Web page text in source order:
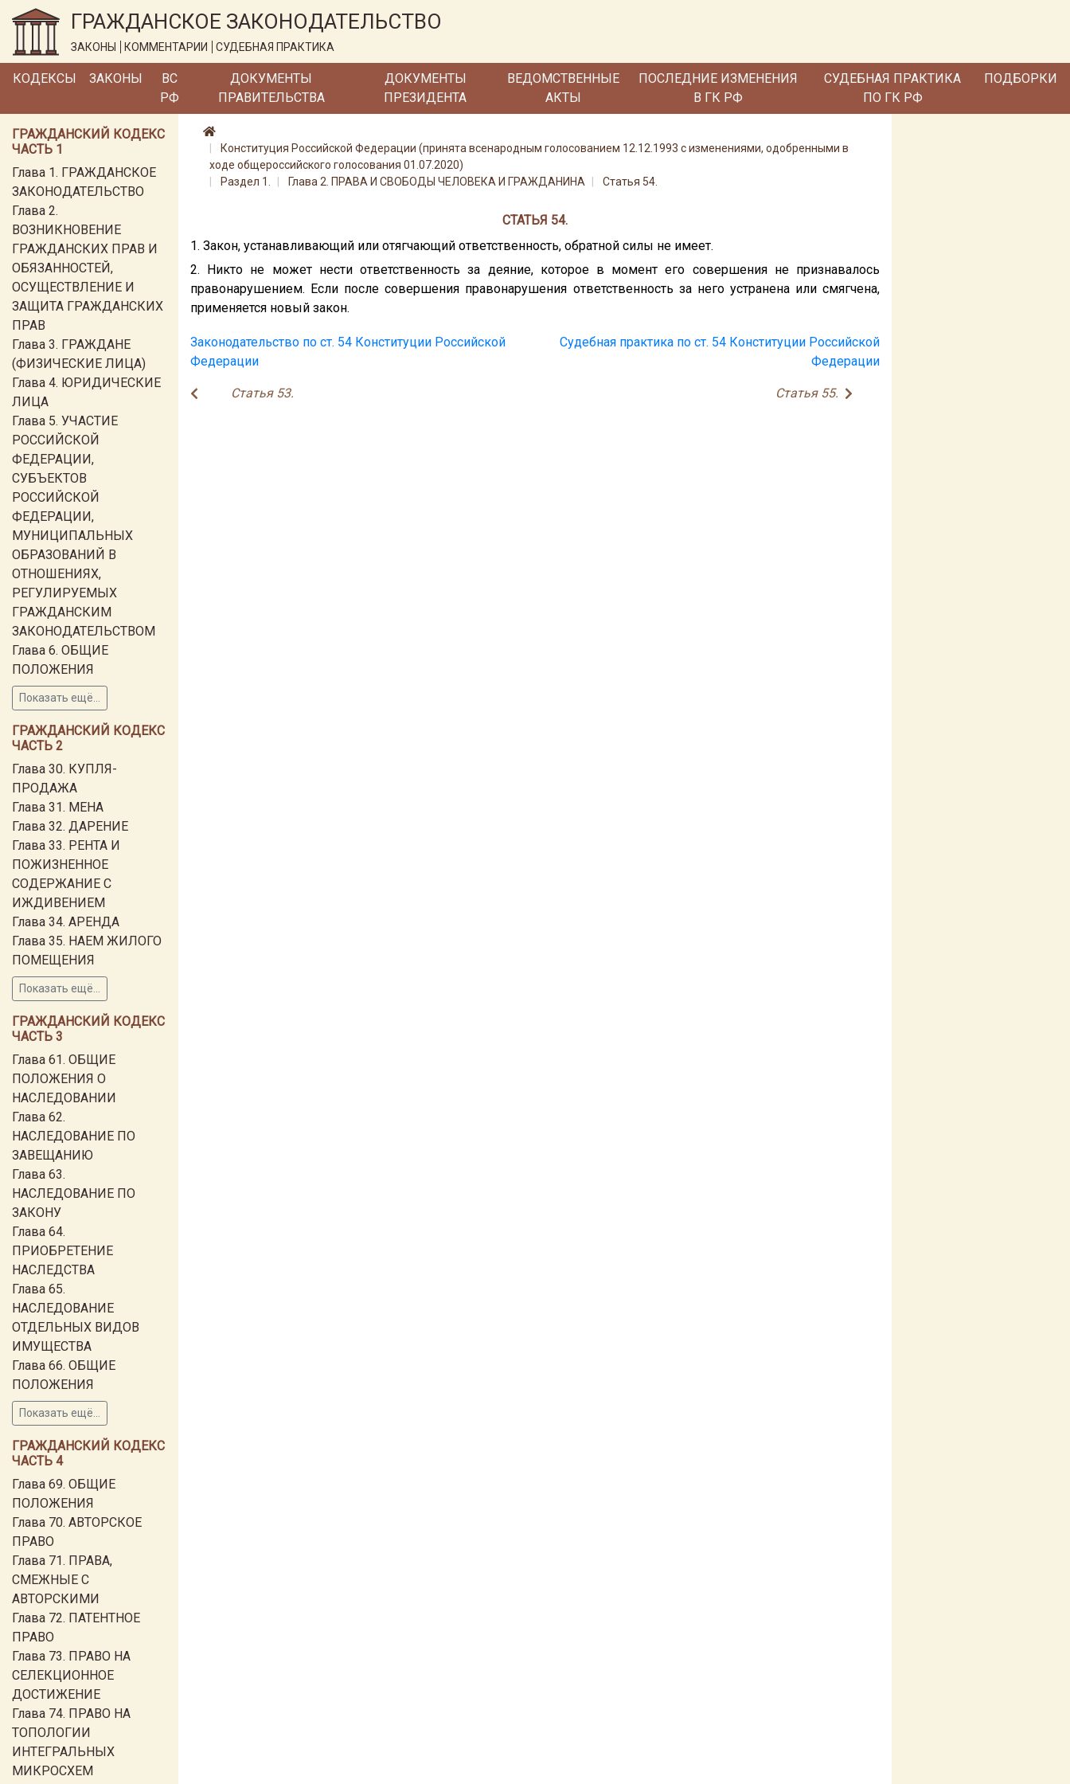
ГРАЖДАНСКОЕ ЗАКОНОДАТЕЛЬСТВО
ЗАКОНЫ КОММЕНТАРИИ СУДЕБНАЯ ПРАКТИКА
КОДЕКСЫ ЗАКОНЫ
ВС
РФ
ДОКУМЕНТЫ
ПРАВИТЕЛЬСТВА
ДОКУМЕНТЫ
ПРЕЗИДЕНТА
ВЕДОМСТВЕННЫЕ
АКТЫ
ПОСЛЕДНИЕ ИЗМЕНЕНИЯ
В ГК РФ
СУДЕБНАЯ ПРАКТИКА
ПО ГК РФ
ПОДБОРКИ
ГРАЖДАНСКИЙ КОДЕКС
ЧАСТЬ 1
Глава 1. ГРАЖДАНСКОЕ
ЗАКОНОДАТЕЛЬСТВО
Глава 2.
ВОЗНИКНОВЕНИЕ
ГРАЖДАНСКИХ ПРАВ И
ОБЯЗАННОСТЕЙ,
ОСУЩЕСТВЛЕНИЕ И
ЗАЩИТА ГРАЖДАНСКИХ
ПРАВ
Глава 3. ГРАЖДАНЕ
(ФИЗИЧЕСКИЕ ЛИЦА)
Глава 4. ЮРИДИЧЕСКИЕ
ЛИЦА
Глава 5. УЧАСТИЕ
РОССИЙСКОЙ
ФЕДЕРАЦИИ,
СУБЪЕКТОВ
РОССИЙСКОЙ
ФЕДЕРАЦИИ,
МУНИЦИПАЛЬНЫХ
ОБРАЗОВАНИЙ В
ОТНОШЕНИЯХ,
РЕГУЛИРУЕМЫХ
ГРАЖДАНСКИМ
ЗАКОНОДАТЕЛЬСТВОМ
Глава 6. ОБЩИЕ
ПОЛОЖЕНИЯ
Показать ещё...
ГРАЖДАНСКИЙ КОДЕКС
ЧАСТЬ 2
Глава 30. КУПЛЯ-
ПРОДАЖА
Глава 31. МЕНА
Глава 32. ДАРЕНИЕ
Глава 33. РЕНТА И
ПОЖИЗНЕННОЕ
СОДЕРЖАНИЕ С
ИЖДИВЕНИЕМ
Глава 34. АРЕНДА
Глава 35. НАЕМ ЖИЛОГО
ПОМЕЩЕНИЯ
Показать ещё...
ГРАЖДАНСКИЙ КОДЕКС
ЧАСТЬ 3
Глава 61. ОБЩИЕ
ПОЛОЖЕНИЯ О
НАСЛЕДОВАНИИ
Глава 62.
НАСЛЕДОВАНИЕ ПО
ЗАВЕЩАНИЮ
Глава 63.
НАСЛЕДОВАНИЕ ПО
ЗАКОНУ
Глава 64.
ПРИОБРЕТЕНИЕ
НАСЛЕДСТВА
Глава 65.
НАСЛЕДОВАНИЕ
ОТДЕЛЬНЫХ ВИДОВ
ИМУЩЕСТВА
Глава 66. ОБЩИЕ
ПОЛОЖЕНИЯ
Показать ещё...
ГРАЖДАНСКИЙ КОДЕКС
ЧАСТЬ 4
Глава 69. ОБЩИЕ
ПОЛОЖЕНИЯ
Глава 70. АВТОРСКОЕ
ПРАВО
Глава 71. ПРАВА,
СМЕЖНЫЕ С
АВТОРСКИМИ
Глава 72. ПАТЕНТНОЕ
ПРАВО
Глава 73. ПРАВО НА
СЕЛЕКЦИОННОЕ
ДОСТИЖЕНИЕ
Глава 74. ПРАВО НА
ТОПОЛОГИИ
ИНТЕГРАЛЬНЫХ
МИКРОСХЕМ
Конституция Российской Федерации (принята всенародным голосованием 12.12.1993 с изменениями, одобренными в
ходе общероссийского голосования 01.07.2020)
Раздел 1.
Глава 2. ПРАВА И СВОБОДЫ ЧЕЛОВЕКА И ГРАЖДАНИНА Статья 54.
СТАТЬЯ 54.
1. Закон, устанавливающий или отягчающий ответственность, обратной силы не имеет.
2. Никто не может нести ответственность за деяние, которое в момент его совершения не признавалось
правонарушением. Если после совершения правонарушения ответственность за него устранена или смягчена,
применяется новый закон.
Законодательство по ст. 54 Конституции Российской
Федерации
Судебная практика по ст. 54 Конституции Российской
Федерации
Статья 53. Статья 55.